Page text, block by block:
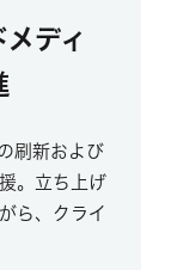
ディ
刷新および
。立ち上げ
ら、クライ